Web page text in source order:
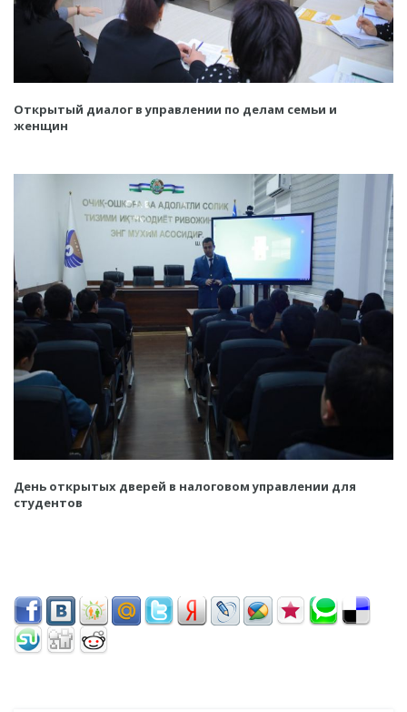
Открытый диалог в управлении по делам семьи и
женщин
День открытых дверей в налоговом управлении для
студентов